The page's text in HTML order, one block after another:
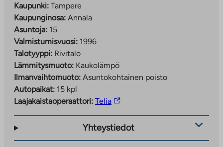
Kaupunki: Tampere
Kaupunginosa: Annala
Asuntoja: 15
Valmistumisvuosi: 1996
Talotyyppi: Rivitalo
Lämmitysmuoto: Kaukolämpö
Ilmanvaihtomuoto: Asuntokohtainen poisto
Autopaikat: 15 kpl
Laajakaistaoperaattori: TeliaLinkki
ulkopuoliseen
Yhteystiedot